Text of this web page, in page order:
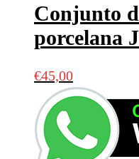
Conjunto
porcelana
€45,00